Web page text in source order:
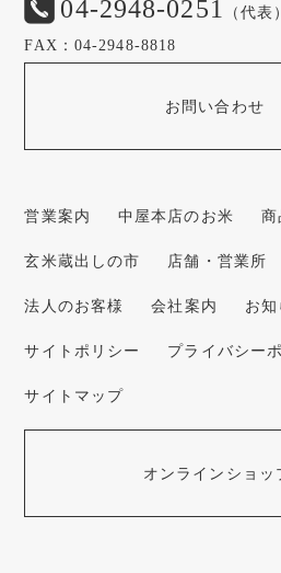
04-2948-0251
（代表）
FAX：04-2948-8818
お問い合わせ
営業案内 中屋本店のお米 商
玄米蔵出しの市 店舗・営業所
法人のお客様 会社案内 お
サイトポリシー プライバシー
サイトマップ
オンラインショッ